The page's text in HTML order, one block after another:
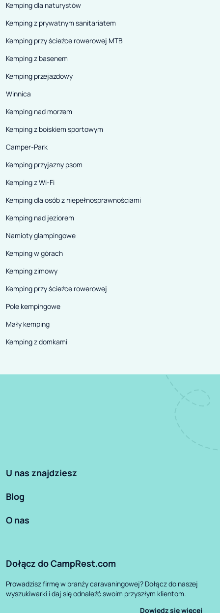
Kemping dla naturystów
Kemping z prywatnym sanitariatem
Kemping przy ścieżce rowerowej MTB
Kemping z basenem
Kemping przejazdowy
Winnica
Kemping nad morzem
Kemping z boiskiem sportowym
Camper-Park
Kemping przyjazny psom
Kemping z Wi-Fi
Kemping dla osób z niepełnosprawnościami
Kemping nad jeziorem
Namioty glampingowe
Kemping w górach
Kemping zimowy
Kemping przy ścieżce rowerowej
Pole kempingowe
Mały kemping
Kemping z domkami
U nas znajdziesz
Blog
O nas
Dołącz do CampRest.com
Prowadzisz firmę w branży caravaningowej? Dołącz do naszej
wyszukiwarki i daj się odnaleźć swoim przyszłym klientom.
Dowiedz się więcej